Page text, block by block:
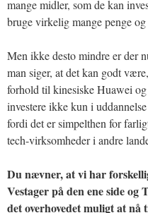
mange midler, som de kan
bruge virkelig mange penge
Men ikke desto mindre er der
man siger, at det kan godt
forhold til kinesiske Huawei
investere ikke kun i
fordi det er simpelthen for
tech-virksomheder i andre
Du nævner, at vi har
Vestager på den ene side
det overhovedet muligt at